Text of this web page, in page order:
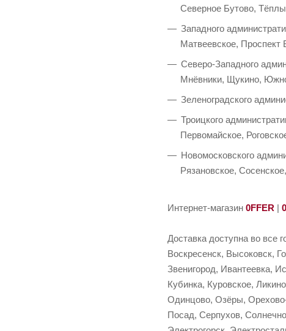
Северное Бутово,
Западного
Матвеевское,
Северо-Западного
Мнёвники, Щукино,
Зеленоградского
Троицкого
Первомайское,
Новомосковского
Рязановское,
Интернет-магазин 0FFER |
Доставка доступна во все
Воскресенск, Высоковск,
Звенигород, Ивантеевка,
Кубинка, Куровское,
Одинцово, Озёры,
Посад, Серпухов,